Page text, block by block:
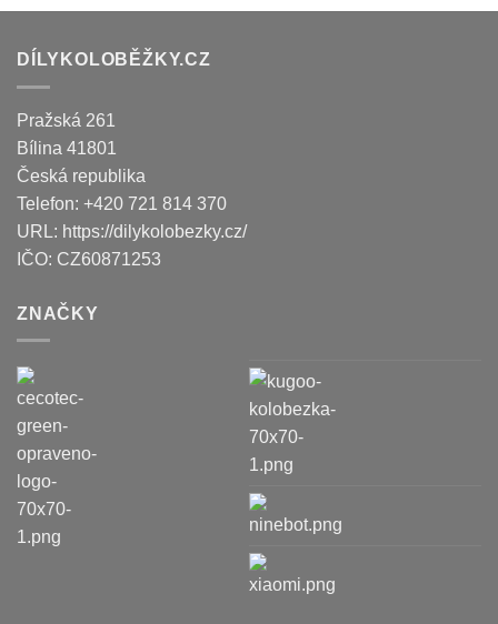
DÍLYKOLOBĚŽKY.CZ
Pražská 261
Bílina 41801
Česká republika
Telefon: +420 721 814 370
URL: https://dilykolobezky.cz/
IČO: CZ60871253
ZNAČKY